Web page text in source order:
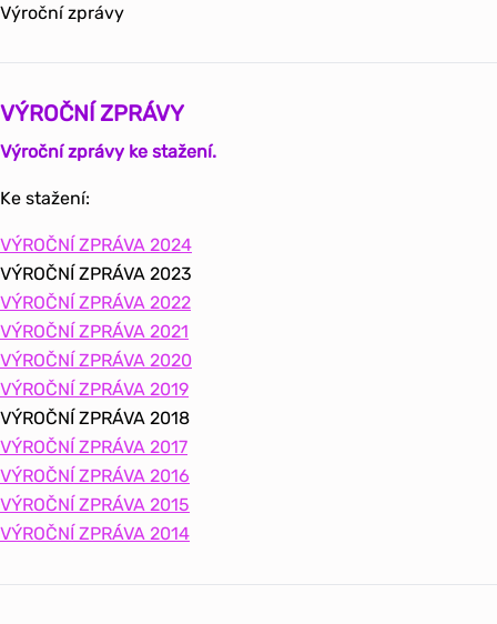
Výroční zprávy
VÝROČNÍ ZPRÁVY
Výroční zprávy ke stažení.
Ke stažení:
VÝROČNÍ ZPRÁVA 2024
VÝROČNÍ ZPRÁVA 2023
VÝROČNÍ ZPRÁVA 2022
VÝROČNÍ ZPRÁVA 2021
VÝROČNÍ ZPRÁVA 2020
VÝROČNÍ ZPRÁVA 2019
VÝROČNÍ ZPRÁVA 2018
VÝROČNÍ ZPRÁVA 2017
VÝROČNÍ ZPRÁVA 2016
VÝROČNÍ ZPRÁVA 2015
VÝROČNÍ ZPRÁVA 2014